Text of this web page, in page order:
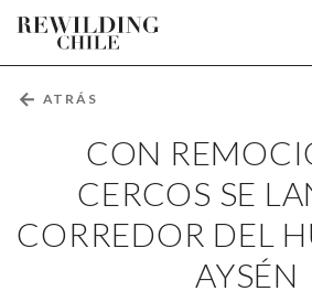
Con
remoción
de
cercos
lanza
Fundación
Rewilding
Chile
← ATRÁS
CON
CERCOS SE
CORREDOR DEL
AYSÉN